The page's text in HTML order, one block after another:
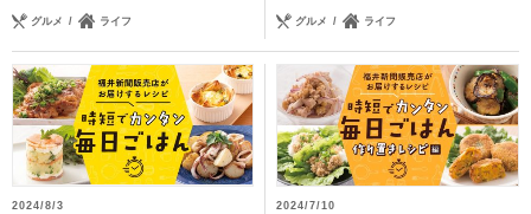
グルメ ライフ グルメ ライフ
2024/8/3 2024/7/10